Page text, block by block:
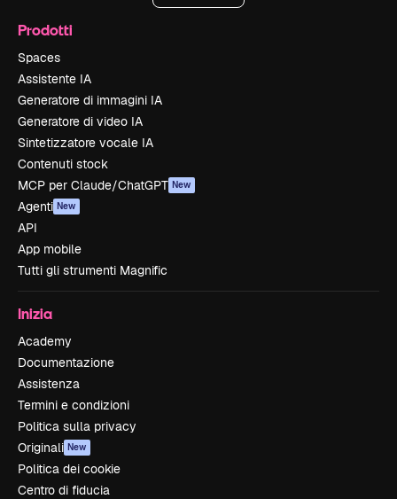
Prodotti
Spaces
Assistente IA
Generatore di immagini IA
Generatore di video IA
Sintetizzatore vocale IA
Contenuti stock
MCP per Claude/ChatGPT New
Agenti New
API
App mobile
Tutti gli strumenti Magnific
Inizia
Academy
Documentazione
Assistenza
Termini e condizioni
Politica sulla privacy
Originali New
Politica dei cookie
Centro di fiducia